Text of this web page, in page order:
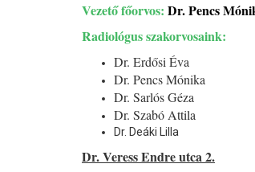
Vezető főorvos: Dr. Pencs
Radiológus szakorvosaink:
Dr. Erdősi Éva
Dr. Pencs Mónika
Dr. Sarlós Géza
Dr. Szabó Attila
Dr. Deáki Lilla
Dr. Veress Endre utca 2.